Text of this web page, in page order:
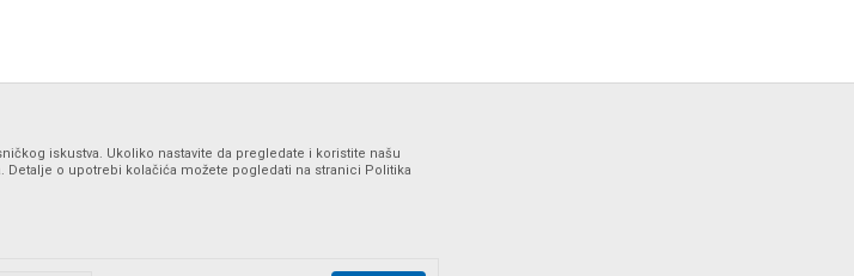
iskustva. Ukoliko nastavite da pregledate i koristite našu
o upotrebi kolačića možete pogledati na stranici Politika